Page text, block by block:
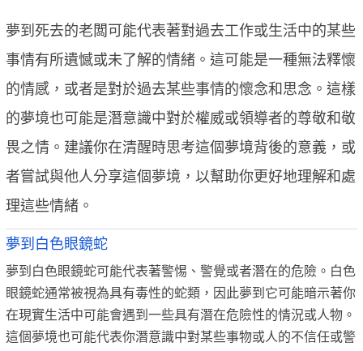
夢到死去的老闆可能代表著對過去工作或生活中的某些
事情有所遺憾或未了解的情緒。這可能是一種無法釋懷
的情感，或者是對於過去某些事情的懷念和思念。這樣
的夢境也可能是潛意識中對於權威或領導者的尊敬和敬
畏之情。建議你在清醒時思考這個夢境背後的意義，或
者嘗試與他人分享這個夢境，以幫助你更好地理解和處
理這些情緒。
夢到白色眼鏡蛇
夢到白色眼鏡蛇可能代表著警惕、警覺或者潛在的危險。白色
眼鏡蛇通常被視為具有毒性的蛇類，因此夢到它可能暗示著你
在現實生活中可能會遇到一些具有潛在危險性的情況或人物。
這個夢境也可能代表你潛意識中對某些事物或人的不信任或警